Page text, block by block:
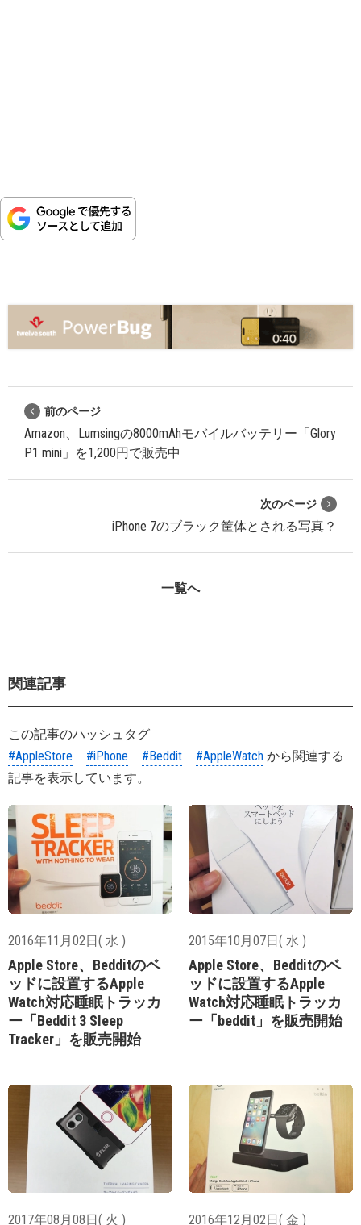
前のページ
Amazon、Lumsingの8000mAhモバイルバッテリー「Glory
P1 mini」を1,200円で販売中
次のページ
iPhone 7のブラック筐体とされる写真？
一覧へ
関連記事
この記事のハッシュタグ
#AppleStore
#iPhone #Beddit #AppleWatch から関連する
記事を表示しています。
2016年11月02日( 水 )
Apple Store、Bedditのベ
ッドに設置するApple
Watch対応睡眠トラッカ
ー「Beddit 3 Sleep
Tracker」を販売開始
2015年10月07日( 水 )
Apple Store、Bedditのベ
ッドに設置するApple
Watch対応睡眠トラッカ
ー「beddit」を販売開始
2017年08月08日( 火 ) 2016年12月02日( 金 )